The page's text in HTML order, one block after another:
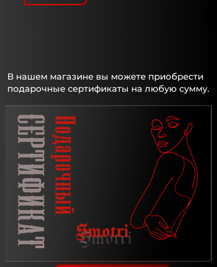
В нашем магазине вы можете приобрести
подарочные сертификаты на любую сумму.